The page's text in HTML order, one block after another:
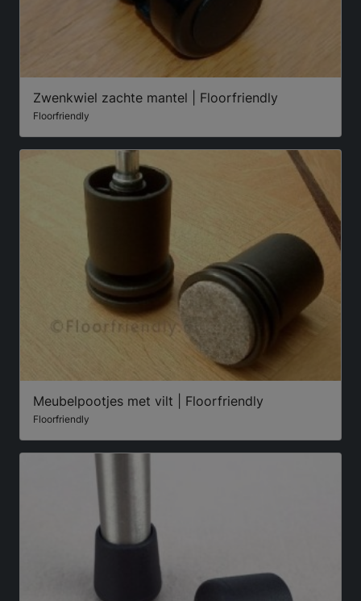
Zwenkwiel zachte mantel | Floorfriendly
Floorfriendly
Meubelpootjes met vilt | Floorfriendly
Floorfriendly